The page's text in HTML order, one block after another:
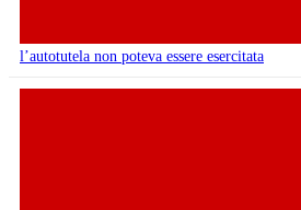
l’autotutela non poteva essere esercitata